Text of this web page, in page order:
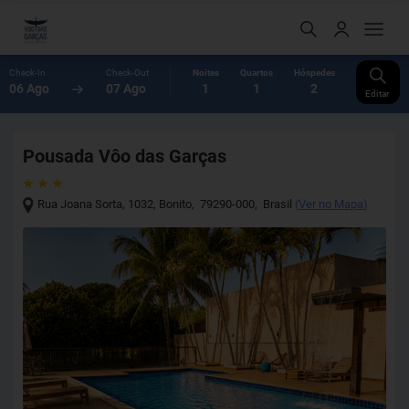
Check-In
06 Ago
Check-Out
07 Ago
Noites
1
Quartos
1
Hóspedes
2 Editar
Pousada Vôo das Garças
Rua Joana Sorta, 1032, Bonito, 79290-000, Brasil (Ver no Mapa)